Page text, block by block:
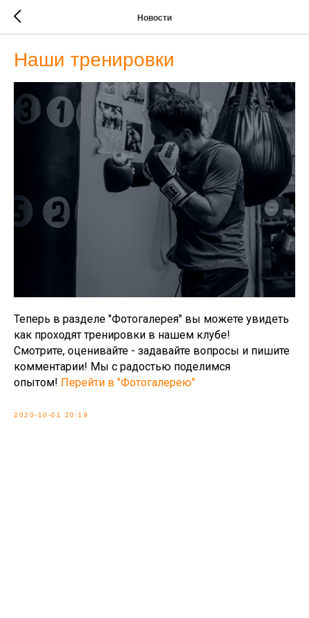
Новости
Наши тренировки
Теперь в разделе "Фотогалерея" вы можете увидеть
как проходят тренировки в нашем клубе!
Смотрите, оценивайте - задавайте вопросы и пишите
комментарии! Мы с радостью поделимся
опытом! Перейти в "Фотогалерею"
2020-10-01 20:19